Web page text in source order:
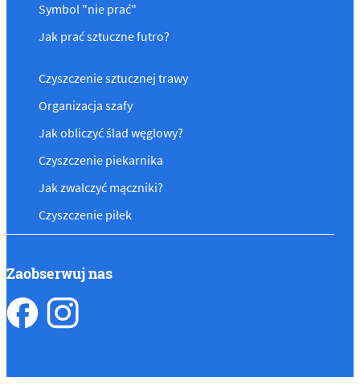
Symbol "nie prać"
Jak prać sztuczne futro?
Czyszczenie sztucznej trawy
Organizacja szafy
Jak obliczyć ślad węglowy?
Czyszczenie piekarnika
Jak zwalczyć mączniki?
Czyszczenie piłek
Zaobserwuj nas